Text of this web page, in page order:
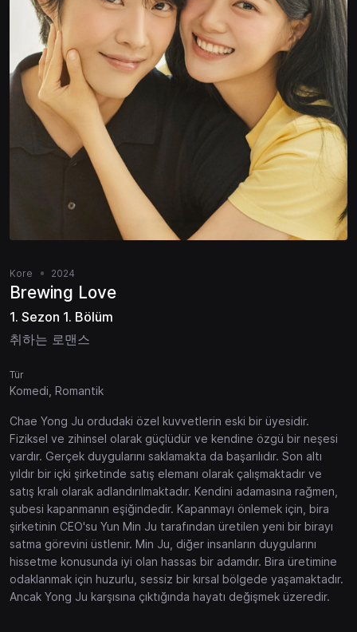
Kore 2024
Brewing Love
1. Sezon 1. Bölüm
취하는 로맨스
Tür
Komedi, Romantik
Chae Yong Ju ordudaki özel kuvvetlerin eski bir üyesidir.
Fiziksel ve zihinsel olarak güçlüdür ve kendine özgü bir neşesi
vardır. Gerçek duygularını saklamakta da başarılıdır. Son altı
yıldır bir içki şirketinde satış elemanı olarak çalışmaktadır ve
satış kralı olarak adlandırılmaktadır. Kendini adamasına rağmen,
şubesi kapanmanın eşiğindedir. Kapanmayı önlemek için, bira
şirketinin CEO'su Yun Min Ju tarafından üretilen yeni bir birayı
satma görevini üstlenir. Min Ju, diğer insanların duygularını
hissetme konusunda iyi olan hassas bir adamdır. Bira üretimine
odaklanmak için huzurlu, sessiz bir kırsal bölgede yaşamaktadır.
Ancak Yong Ju karşısına çıktığında hayatı değişmek üzeredir.